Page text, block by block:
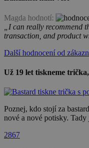
Magda hodnotí:
„I can really recommend
transaction, and product
Další hodnocení od
Už 19 let tiskneme
Poznej, kdo stojí za
nové a nové potisky. Tady
2867